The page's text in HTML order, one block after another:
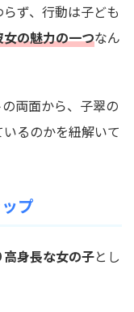
ず、行動は子ども
の魅力の一つなん
両面から、子翠の
るのかを紐解いて
プ
高身長な女の子とし